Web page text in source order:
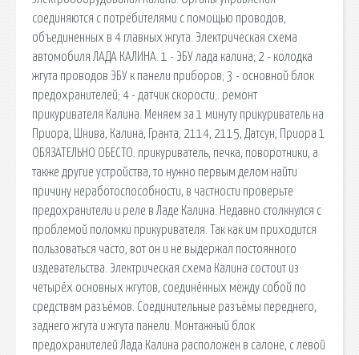
соединяются с потребителями с помощью проводов,
объединенных в 4 главных жгута. Электрическая схема
автомобиля ЛАДА КАЛИНА. 1 - ЭБУ лада калина; 2 - колодка
жгута проводов ЭБУ к панели приборов; 3 - основной блок
предохранителей; 4 - датчик скорости;. ремонт
прикуривателя Калина. Меняем за 1 минуту прикуриватель на
Приора, Шнива, Калина, Гранта, 2114, 2115, Датсун, Приора 1
ОБЯЗАТЕЛЬНО ОБЕСТО. прикуриватель, печка, поворотники, а
также другие устройства, то нужно первым делом найти
причину неработоспособности, в частности проверьте
предохранители и реле в Ладе Калина. Недавно столкнулся с
проблемой поломки прикуривателя. Так как им приходится
пользоваться часто, вот он и не выдержал постоянного
издевательства. Электрическая схема Калина состоит из
четырёх основных жгутов, соединённых между собой по
средствам разъёмов. Соединительные разъёмы переднего,
заднего жгута и жгута панели. Монтажный блок
предохранителей Лада Калина расположен в салоне, с левой